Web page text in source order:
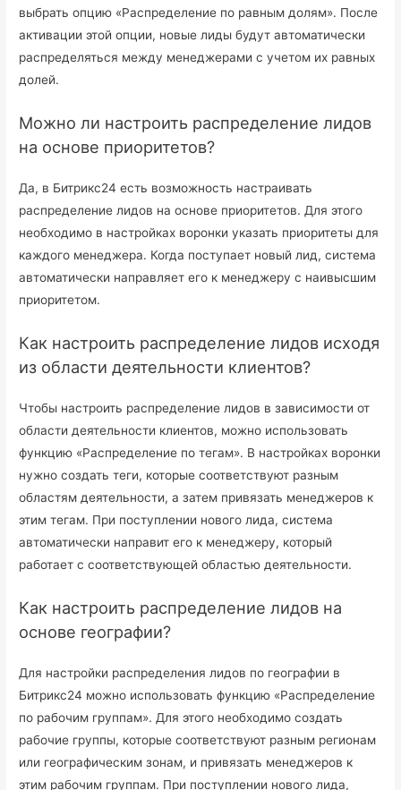
выбрать опцию «Распределение по равным долям». После
активации этой опции, новые лиды будут автоматически
распределяться между менеджерами с учетом их равных
долей.
Можно ли настроить распределение лидов
на основе приоритетов?
Да, в Битрикс24 есть возможность настраивать
распределение лидов на основе приоритетов. Для этого
необходимо в настройках воронки указать приоритеты для
каждого менеджера. Когда поступает новый лид, система
автоматически направляет его к менеджеру с наивысшим
приоритетом.
Как настроить распределение лидов исходя
из области деятельности клиентов?
Чтобы настроить распределение лидов в зависимости от
области деятельности клиентов, можно использовать
функцию «Распределение по тегам». В настройках воронки
нужно создать теги, которые соответствуют разным
областям деятельности, а затем привязать менеджеров к
этим тегам. При поступлении нового лида, система
автоматически направит его к менеджеру, который
работает с соответствующей областью деятельности.
Как настроить распределение лидов на
основе географии?
Для настройки распределения лидов по географии в
Битрикс24 можно использовать функцию «Распределение
по рабочим группам». Для этого необходимо создать
рабочие группы, которые соответствуют разным регионам
или географическим зонам, и привязать менеджеров к
этим рабочим группам. При поступлении нового лида,